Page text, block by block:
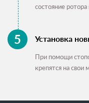
состояние
Установка
При помощи
крепятся на свои